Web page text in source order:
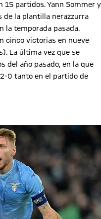
15 partidos. Yann Sommer y
de la plantilla nerazzurra
la temporada pasada.
cinco victorias en nueve
La última vez que se
del año pasado, en la que
0 tanto en el partido de